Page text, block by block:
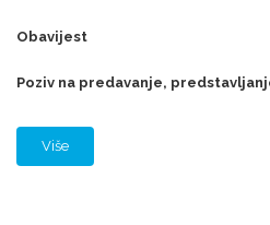
Obavijest
Poziv na predavanje,
Više